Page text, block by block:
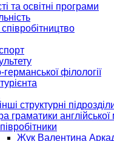
та освітні програми
філології
структурні
граматики
Жук Валентина